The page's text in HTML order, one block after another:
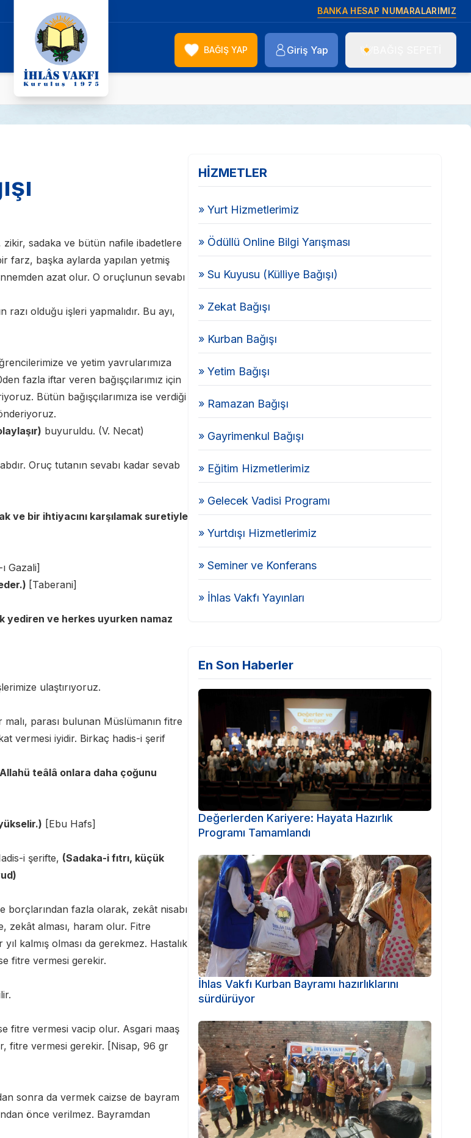
BANKA HESAP NUMARALARIMIZ
BAĞIŞ YAP Giriş Yap
sadaka ve bütün nafile ibadetlere
farz, başka aylarda yapılan yetmiş
azat olur. O oruçlunun sevabı
olduğu işleri yapmalıdır. Bu ayı,
ve yetim yavrularımıza
fazla iftar veren bağışçılarımız için
Bütün bağışçılarımıza ise verdiği
buyuruldu. (V. Necat)
Oruç tutanın sevabı kadar sevab
ve bir ihtiyacını karşılamak suretiyle
Gazali]
[Taberani]
yediren ve herkes uyurken namaz
ulaştırıyoruz.
parası bulunan Müslümanın fitre
vermesi iyidir. Birkaç hadis-i şerif
teâlâ onlara daha çoğunu
[Ebu Hafs]
i şerifte, (Sadaka-i fıtrı, küçük
borçlarından fazla olarak, zekât nisabı
zekât alması, haram olur. Fitre
kalmış olması da gerekmez. Hastalık
fitre vermesi gerekir.
fitre vermesi vacip olur. Asgari maaş
fitre vermesi gerekir. [Nisap, 96 gr
sonra da vermek caizse de bayram
önce verilmez. Bayramdan
HİZMETLER
» Yurt Hizmetlerimiz
» Ödüllü Online Bilgi Yarışması
» Su Kuyusu (Külliye Bağışı)
» Zekat Bağışı
» Kurban Bağışı
» Yetim Bağışı
» Ramazan Bağışı
» Gayrimenkul Bağışı
» Eğitim Hizmetlerimiz
» Gelecek Vadisi Programı
» Yurtdışı Hizmetlerimiz
» Seminer ve Konferans
» İhlas Vakfı Yayınları
En Son Haberler
Değerlerden Kariyere: Hayata Hazırlık
Programı Tamamlandı
İhlas Vakfı Kurban Bayramı hazırlıklarını
sürdürüyor